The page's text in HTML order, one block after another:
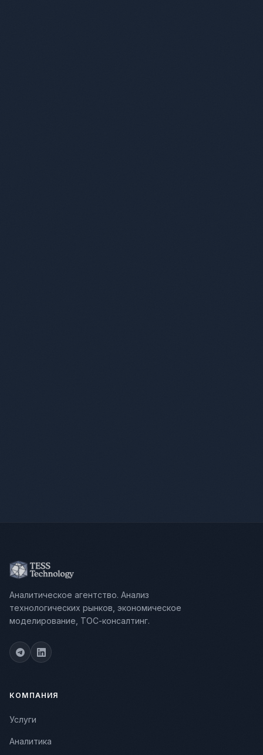
Аналитическое агентство. Анализ
технологических рынков, экономическое
моделирование, ТОС-консалтинг.
КОМПАНИЯ
Услуги
Аналитика